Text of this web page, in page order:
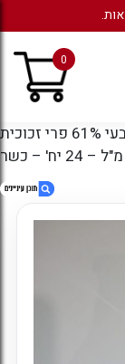
זכוכית בטעם אננס בננה
0
/ מיץ טבעי 61% פרי זכוכית